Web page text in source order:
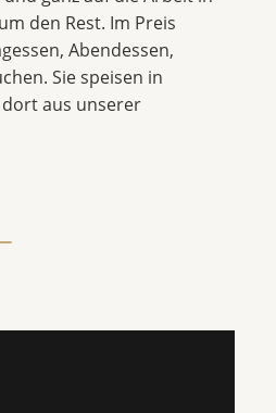
den Rest. Im Preis
Abendessen,
Sie speisen in
aus unserer